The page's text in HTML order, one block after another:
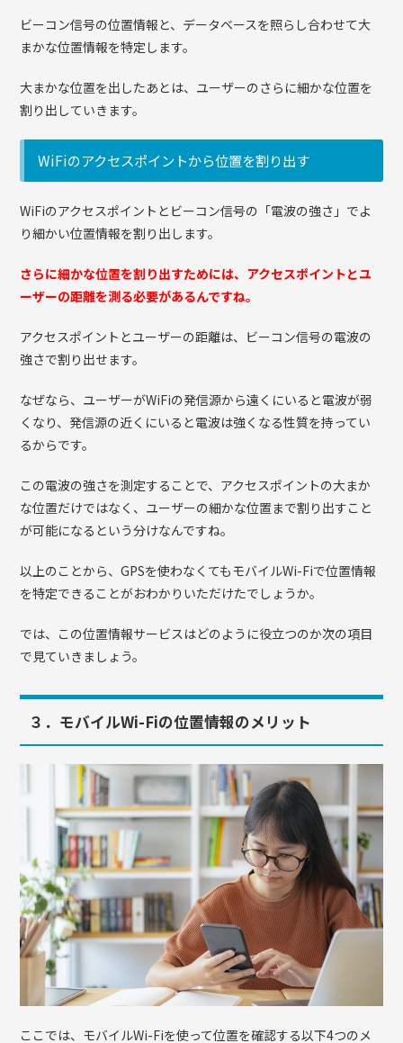
ビーコン信号の位置情報と、データベースを照らし合わせて大
まかな位置情報を特定します。
大まかな位置を出したあとは、ユーザーのさらに細かな位置を
割り出していきます。
WiFiのアクセスポイントから位置を割り出す
WiFiのアクセスポイントとビーコン信号の「電波の強さ」でよ
り細かい位置情報を割り出します。
さらに細かな位置を割り出すためには、アクセスポイントとユ
ーザーの距離を測る必要があるんですね。
アクセスポイントとユーザーの距離は、ビーコン信号の電波の
強さで割り出せます。
なぜなら、ユーザーがWiFiの発信源から遠くにいると電波が弱
くなり、発信源の近くにいると電波は強くなる性質を持ってい
るからです。
この電波の強さを測定することで、アクセスポイントの大まか
な位置だけではなく、ユーザーの細かな位置まで割り出すこと
が可能になるという分けなんですね。
以上のことから、GPSを使わなくてもモバイルWi-Fiで位置情報
を特定できることがおわかりいただけたでしょうか。
では、この位置情報サービスはどのように役立つのか次の項目
で見ていきましょう。
３．モバイルWi-Fiの位置情報のメリット
ここでは、モバイルWi-Fiを使って位置を確認する以下4つのメ